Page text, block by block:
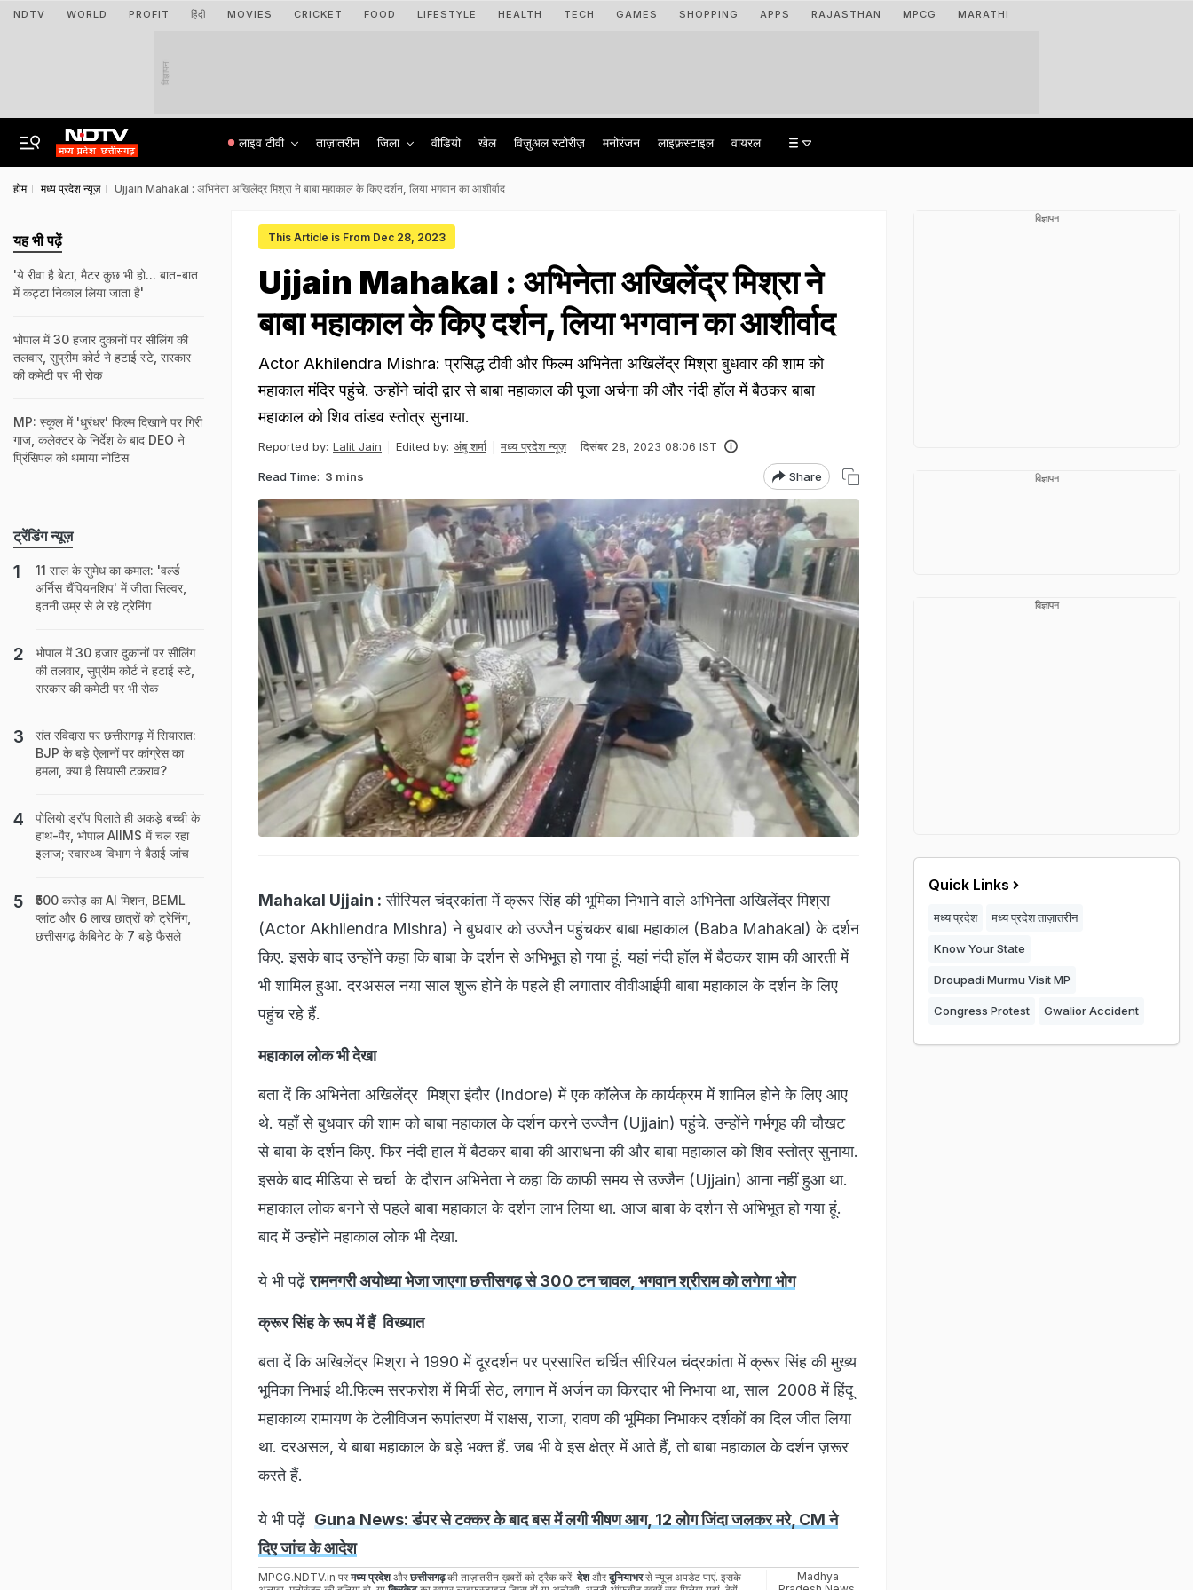
NDTV WORLD PROFIT हिंदी MOVIES CRICKET FOOD LIFESTYLE HEALTH TECH GAMES SHOPPING APPS RAJASTHAN MPCG MARATHI
विज्ञापन
लाइव टीवी ताज़ातरीन जिला वीडियो खेल विज़ुअल स्टोरीज़ मनोरंजन लाइफ़स्टाइल वायरल
होम मध्य प्रदेश न्यूज़ Ujjain Mahakal : अभिनेता अखिलेंद्र मिश्रा ने बाबा महाकाल के किए दर्शन, लिया भगवान का आशीर्वाद
This Article is From Dec 28, 2023
Ujjain Mahakal : अभिनेता अखिलेंद्र मिश्रा ने
बाबा महाकाल के किए दर्शन, लिया भगवान का आशीर्वाद
Actor Akhilendra Mishra: प्रसिद्ध टीवी और फिल्म अभिनेता अखिलेंद्र मिश्रा बुधवार की शाम को
महाकाल मंदिर पहुंचे. उन्होंने चांदी द्वार से बाबा महाकाल की पूजा अर्चना की और नंदी हॉल में बैठकर बाबा
महाकाल को शिव तांडव स्तोत्र सुनाया.
Reported by: Lalit Jain Edited by: अंबु शर्मा मध्य प्रदेश न्यूज़ दिसंबर 28, 2023 08:06 IST
Read Time: 3 mins Share
Mahakal Ujjain : सीरियल चंद्रकांता में क्रूर सिंह की भूमिका निभाने वाले अभिनेता अखिलेंद्र मिश्रा
(Actor Akhilendra Mishra) ने बुधवार को उज्जैन पहुंचकर बाबा महाकाल (Baba Mahakal) के दर्शन
किए. इसके बाद उन्होंने कहा कि बाबा के दर्शन से अभिभूत हो गया हूं. यहां नंदी हॉल में बैठकर शाम की आरती में
भी शामिल हुआ. दरअसल नया साल शुरू होने के पहले ही लगातार वीवीआईपी बाबा महाकाल के दर्शन के लिए
पहुंच रहे हैं.
महाकाल लोक भी देखा
बता दें कि अभिनेता अखिलेंद्र मिश्रा इंदौर (Indore) में एक कॉलेज के कार्यक्रम में शामिल होने के लिए आए
थे. यहाँ से बुधवार की शाम को बाबा महाकाल के दर्शन करने उज्जैन (Ujjain) पहुंचे. उन्होंने गर्भगृह की चौखट
से बाबा के दर्शन किए. फिर नंदी हाल में बैठकर बाबा की आराधना की और बाबा महाकाल को शिव स्तोत्र सुनाया.
इसके बाद मीडिया से चर्चा के दौरान अभिनेता ने कहा कि काफी समय से उज्जैन (Ujjain) आना नहीं हुआ था.
महाकाल लोक बनने से पहले बाबा महाकाल के दर्शन लाभ लिया था. आज बाबा के दर्शन से अभिभूत हो गया हूं.
बाद में उन्होंने महाकाल लोक भी देखा.
ये भी पढ़ेंरामनगरी अयोध्या भेजा जाएगा छत्तीसगढ़ से 300 टन चावल, भगवान श्रीराम को लगेगा भोग
क्रूर सिंह के रूप में हैं विख्यात
बता दें कि अखिलेंद्र मिश्रा ने 1990 में दूरदर्शन पर प्रसारित चर्चित सीरियल चंद्रकांता में क्रूर सिंह की मुख्य
भूमिका निभाई थी.फिल्म सरफरोश में मिर्ची सेठ, लगान में अर्जन का किरदार भी निभाया था, साल 2008 में हिंदू
महाकाव्य रामायण के टेलीविजन रूपांतरण में राक्षस, राजा, रावण की भूमिका निभाकर दर्शकों का दिल जीत लिया
था. दरअसल, ये बाबा महाकाल के बड़े भक्त हैं. जब भी वे इस क्षेत्र में आते हैं, तो बाबा महाकाल के दर्शन ज़रूर
करते हैं.
ये भी पढ़ें Guna News: डंपर से टक्कर के बाद बस में लगी भीषण आग, 12 लोग जिंदा जलकर मरे, CM ने
दिए जांच के आदेश
MPCG.NDTV.in परमध्य प्रदेशऔरछत्तीसगढ़की ताज़ातरीन ख़बरों को ट्रैक करें. देशऔरदुनियाभरसे न्यूज़ अपडेट पाएं. इसके
Madhya
यह भी पढ़ें
'ये रीवा है बेटा, मैटर कुछ भी हो... बात-बात
में कट्टा निकाल लिया जाता है'
भोपाल में 30 हजार दुकानों पर सीलिंग की
तलवार, सुप्रीम कोर्ट ने हटाई स्टे, सरकार
की कमेटी पर भी रोक
MP: स्कूल में 'धुरंधर' फिल्म दिखाने पर गिरी
गाज, कलेक्टर के निर्देश के बाद DEO ने
प्रिंसिपल को थमाया नोटिस
ट्रेंडिंग न्यूज़
11 साल के सुमेध का कमाल: 'वर्ल्ड
अर्निस चैंपियनशिप' में जीता सिल्वर,
इतनी उम्र से ले रहे ट्रेनिंग
भोपाल में 30 हजार दुकानों पर सीलिंग
की तलवार, सुप्रीम कोर्ट ने हटाई स्टे,
सरकार की कमेटी पर भी रोक
संत रविदास पर छत्तीसगढ़ में सियासत:
BJP के बड़े ऐलानों पर कांग्रेस का
हमला, क्या है सियासी टकराव?
पोलियो ड्रॉप पिलाते ही अकड़े बच्ची के
हाथ-पैर, भोपाल AIIMS में चल रहा
इलाज; स्वास्थ्य विभाग ने बैठाई जांच
₹500 करोड़ का AI मिशन, BEML
प्लांट और 6 लाख छात्रों को ट्रेनिंग,
छत्तीसगढ़ कैबिनेट के 7 बड़े फैसले
विज्ञापन
विज्ञापन
विज्ञापन
Quick Links
मध्य प्रदेश मध्य प्रदेश ताज़ातरीन
Know Your State
Droupadi Murmu Visit MP
Congress Protest Gwalior Accident